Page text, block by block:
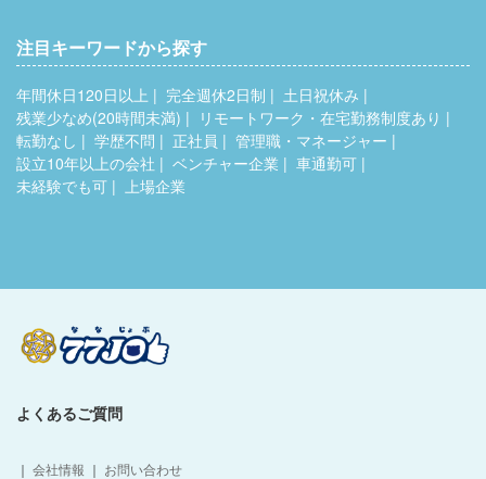
注目キーワードから探す
年間休日120日以上 完全週休2日制
土日祝休み
残業少なめ(20時間未満)
リモートワーク・在宅勤務制度あり
転勤なし
学歴不問 正社員
管理職・マネージャー
設立10年以上の会社
ベンチャー企業
車通勤可
未経験でも可
上場企業
よくあるご質問
｜ 会社情報 ｜ お問い合わせ